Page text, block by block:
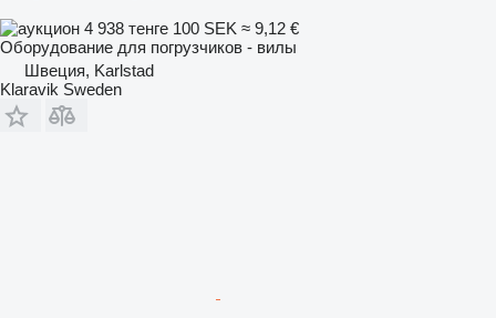
4 938 тенге 100 SEK ≈ 9,12 €
Оборудование для погрузчиков - вилы
Швеция, Karlstad
Klaravik Sweden